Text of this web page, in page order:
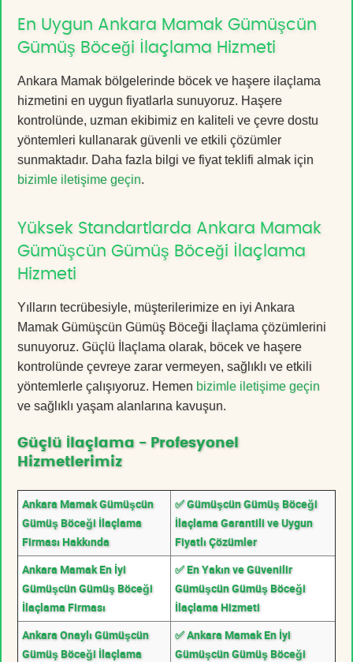
En Uygun Ankara Mamak Gümüşcün
Gümüş Böceği İlaçlama Hizmeti
Ankara Mamak bölgelerinde böcek ve haşere ilaçlama
hizmetini en uygun fiyatlarla sunuyoruz. Haşere
kontrolünde, uzman ekibimiz en kaliteli ve çevre dostu
yöntemleri kullanarak güvenli ve etkili çözümler
sunmaktadır. Daha fazla bilgi ve fiyat teklifi almak için
bizimle iletişime geçin.
Yüksek Standartlarda Ankara Mamak
Gümüşcün Gümüş Böceği İlaçlama
Hizmeti
Yılların tecrübesiyle, müşterilerimize en iyi Ankara
Mamak Gümüşcün Gümüş Böceği İlaçlama çözümlerini
sunuyoruz. Güçlü İlaçlama olarak, böcek ve haşere
kontrolünde çevreye zarar vermeyen, sağlıklı ve etkili
yöntemlerle çalışıyoruz. Hemen bizimle iletişime geçin
ve sağlıklı yaşam alanlarına kavuşun.
Güçlü İlaçlama - Profesyonel
Hizmetlerimiz
Ankara Mamak Gümüşcün
Gümüş Böceği İlaçlama
Firması Hakkında
✅ Gümüşcün Gümüş Böceği
İlaçlama Garantili ve Uygun
Fiyatlı Çözümler
Ankara Mamak En İyi
Gümüşcün Gümüş Böceği
İlaçlama Firması
✅ En Yakın ve Güvenilir
Gümüşcün Gümüş Böceği
İlaçlama Hizmeti
Ankara Onaylı Gümüşcün
Gümüş Böceği İlaçlama
✅ Ankara Mamak En İyi
Gümüşcün Gümüş Böceği